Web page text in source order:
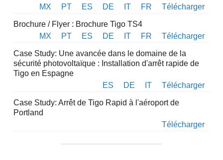
MX
PT ES DE IT FR Télécharger
Brochure / Flyer : Brochure Tigo TS4
MX
PT ES DE IT FR Télécharger
Case Study: Une avancée dans le domaine de la
sécurité photovoltaïque : Installation d'arrêt rapide de
Tigo en Espagne
ES
DE IT Télécharger
Case Study: Arrêt de Tigo Rapid à l'aéroport de
Portland
Télécharger